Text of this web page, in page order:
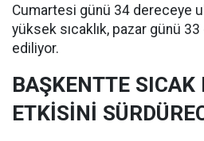
Cumartesi günü 34 dereceye
yüksek sıcaklık, pazar günü
ediliyor.
BAŞKENTTE SICAK
ETKİSİNİ